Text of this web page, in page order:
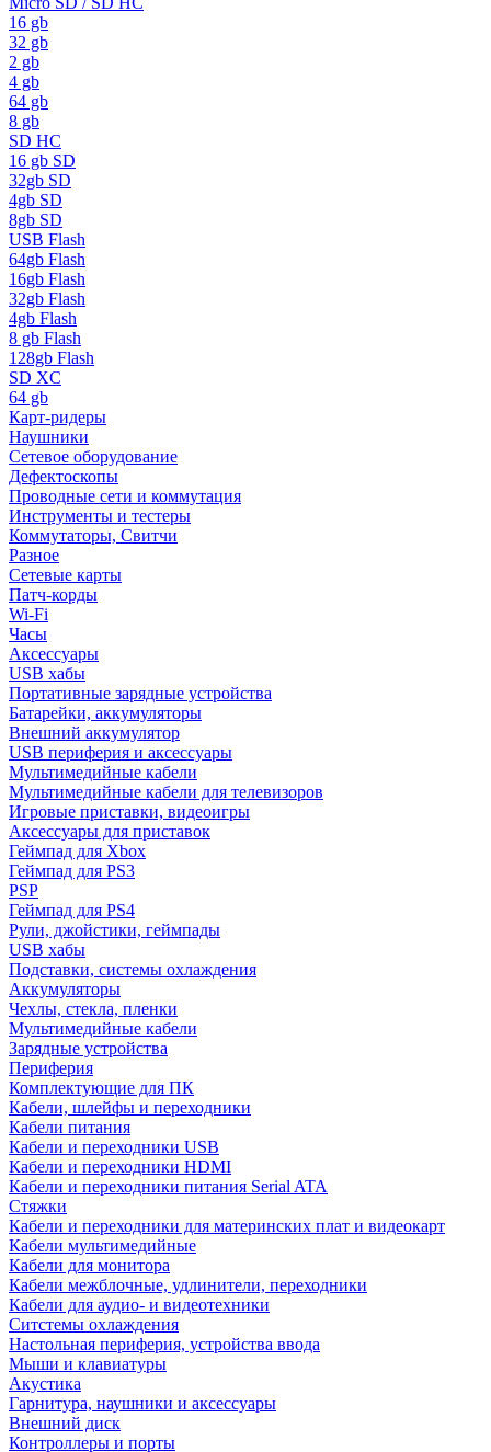
16 gb
32 gb
2 gb
4 gb
64 gb
8 gb
SD HC
16 gb SD
32gb SD
4gb SD
8gb SD
USB Flash
64gb Flash
16gb Flash
32gb Flash
4gb Flash
8 gb Flash
128gb Flash
SD XC
64 gb
Карт-ридеры
Наушники
Сетевое оборудование
Дефектоскопы
Проводные сети и коммутация
Инструменты и тестеры
Коммутаторы, Свитчи
Разное
Сетевые карты
Патч-корды
Wi-Fi
Часы
Аксессуары
USB хабы
Портативные зарядные устройства
Батарейки, аккумуляторы
Внешний аккумулятор
USB периферия и аксессуары
Мультимедийные кабели
Мультимедийные кабели для телевизоров
Игровые приставки, видеоигры
Аксессуары для приставок
Геймпад для Xbox
Геймпад для PS3
PSP
Геймпад для PS4
Рули, джойстики, геймпады
USB хабы
Подставки, системы охлаждения
Аккумуляторы
Чехлы, стекла, пленки
Мультимедийные кабели
Зарядные устройства
Периферия
Комплектующие для ПК
Кабели, шлейфы и переходники
Кабели питания
Кабели и переходники USB
Кабели и переходники HDMI
Кабели и переходники питания Serial ATA
Стяжки
Кабели и переходники для материнских плат и видеокарт
Кабели мультимедийные
Кабели для монитора
Кабели межблочные, удлинители, переходники
Кабели для аудио- и видеотехники
Ситстемы охлаждения
Настольная периферия, устройства ввода
Мыши и клавиатуры
Акустика
Гарнитура, наушники и аксессуары
Внешний диск
Контроллеры и порты